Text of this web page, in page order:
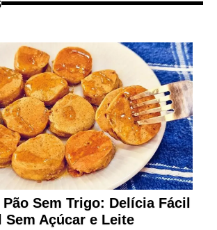
Sem Trigo: Delícia Fácil
Sem Açúcar e Leite